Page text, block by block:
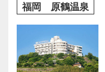
福岡 原鶴温泉